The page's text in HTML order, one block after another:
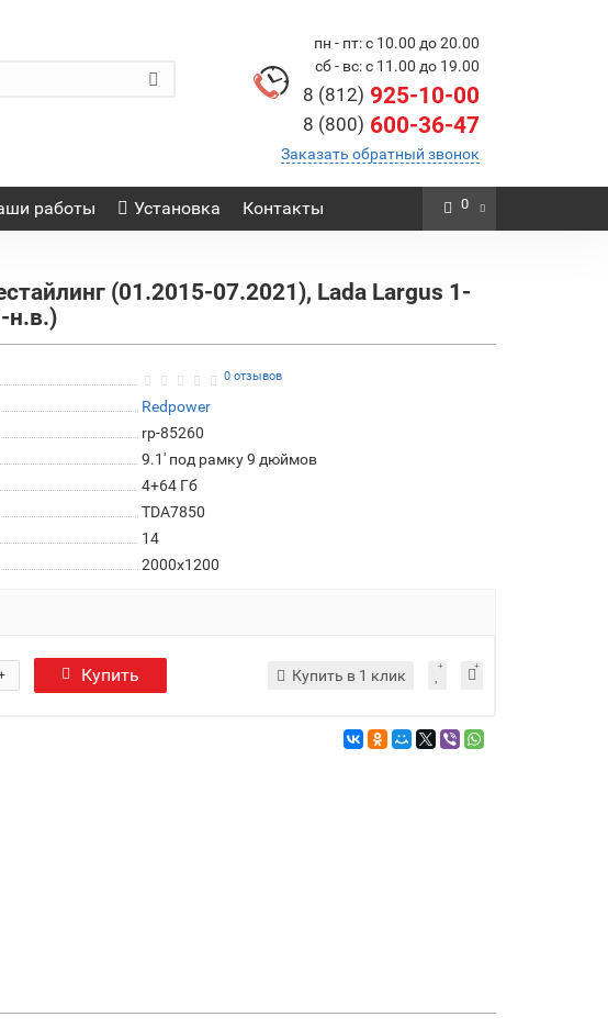
пн - пт: с 10.00 до 20.00
сб - вс: с 11.00 до 19.00
8 (812) 925-10-00
8 (800) 600-36-47
Заказать обратный звонок
работы Установка Контакты 0
(01.2015-07.2021), Lada Largus 1-
н.в.)
0 отзывов
Redpower
rp-85260
9.1' под рамку 9 дюймов
4+64 Гб
TDA7850
14
2000x1200
Купить Купить в 1 клик